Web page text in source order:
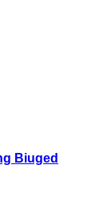
Biuged